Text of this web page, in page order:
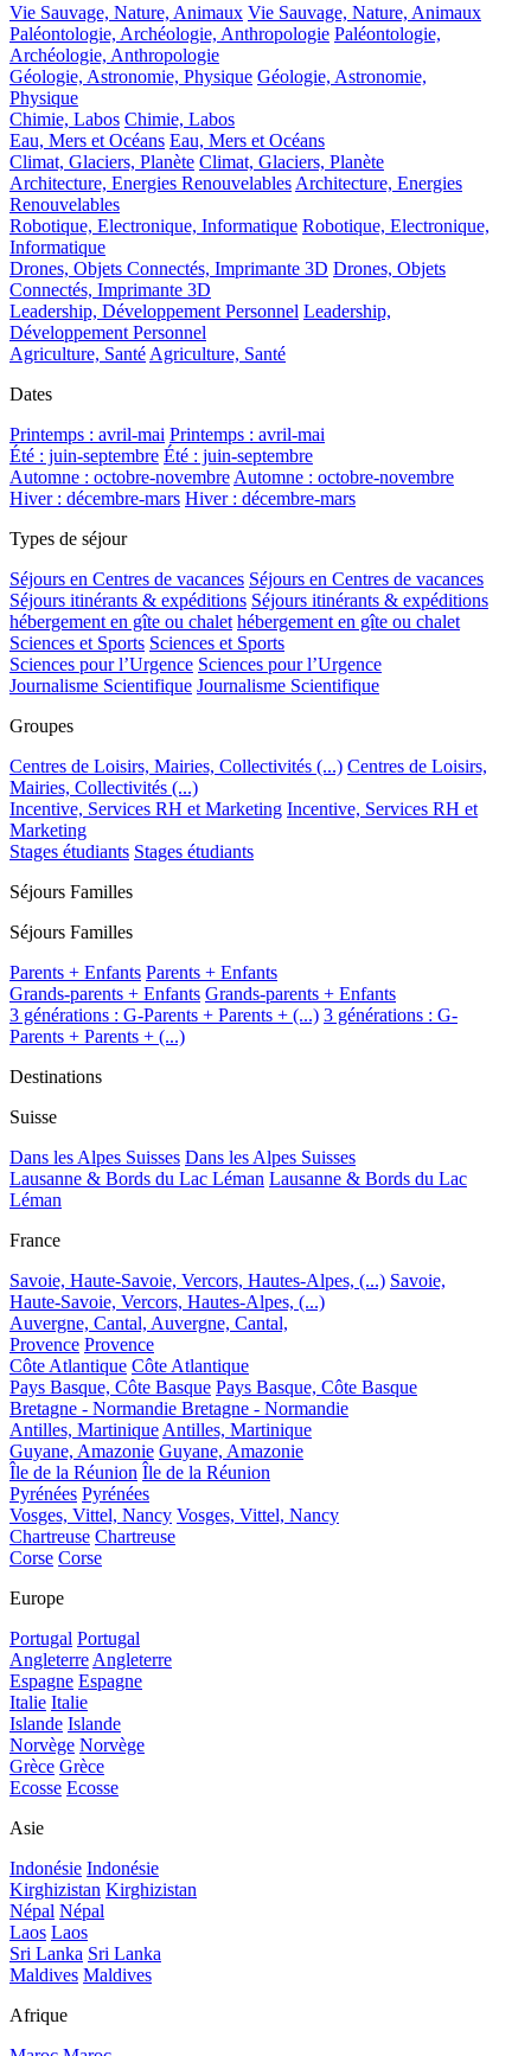
Vie Sauvage, Nature, Animaux Vie Sauvage, Nature, Animaux
Paléontologie, Archéologie, Anthropologie Paléontologie,
Archéologie, Anthropologie
Géologie, Astronomie, Physique Géologie, Astronomie,
Physique
Chimie, Labos Chimie, Labos
Eau, Mers et Océans Eau, Mers et Océans
Climat, Glaciers, Planète Climat, Glaciers, Planète
Architecture, Energies Renouvelables Architecture, Energies
Renouvelables
Robotique, Electronique, Informatique Robotique, Electronique,
Informatique
Drones, Objets Connectés, Imprimante 3D Drones, Objets
Connectés, Imprimante 3D
Leadership, Développement Personnel Leadership,
Développement Personnel
Agriculture, Santé Agriculture, Santé
Dates
Printemps : avril-mai Printemps : avril-mai
Été : juin-septembre Été : juin-septembre
Automne : octobre-novembre Automne : octobre-novembre
Hiver : décembre-mars Hiver : décembre-mars
Types de séjour
Séjours en Centres de vacances Séjours en Centres de vacances
Séjours itinérants & expéditions Séjours itinérants & expéditions
hébergement en gîte ou chalet hébergement en gîte ou chalet
Sciences et Sports Sciences et Sports
Sciences pour l’Urgence Sciences pour l’Urgence
Journalisme Scientifique Journalisme Scientifique
Groupes
Centres de Loisirs, Mairies, Collectivités (...) Centres de Loisirs,
Mairies, Collectivités (...)
Incentive, Services RH et Marketing Incentive, Services RH et
Marketing
Stages étudiants Stages étudiants
Séjours Familles
Séjours Familles
Parents + Enfants Parents + Enfants
Grands-parents + Enfants Grands-parents + Enfants
3 générations : G-Parents + Parents + (...) 3 générations : G-
Parents + Parents + (...)
Destinations
Suisse
Dans les Alpes Suisses Dans les Alpes Suisses
Lausanne & Bords du Lac Léman Lausanne & Bords du Lac
Léman
France
Savoie, Haute-Savoie, Vercors, Hautes-Alpes, (...) Savoie,
Haute-Savoie, Vercors, Hautes-Alpes, (...)
Auvergne, Cantal, Auvergne, Cantal,
Provence Provence
Côte Atlantique Côte Atlantique
Pays Basque, Côte Basque Pays Basque, Côte Basque
Bretagne - Normandie Bretagne - Normandie
Antilles, Martinique Antilles, Martinique
Guyane, Amazonie Guyane, Amazonie
Île de la Réunion Île de la Réunion
Pyrénées Pyrénées
Vosges, Vittel, Nancy Vosges, Vittel, Nancy
Chartreuse Chartreuse
Corse Corse
Europe
Portugal Portugal
Angleterre Angleterre
Espagne Espagne
Italie Italie
Islande Islande
Norvège Norvège
Grèce Grèce
Ecosse Ecosse
Asie
Indonésie Indonésie
Kirghizistan Kirghizistan
Népal Népal
Laos Laos
Sri Lanka Sri Lanka
Maldives Maldives
Afrique